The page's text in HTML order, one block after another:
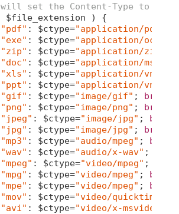
set the Content-Type to
$file_extension ) {
"pdf" : $ctype="application/pdf"
"exe" : $ctype="application/octet-
"zip" : $ctype="application/zip"
"doc" : $ctype="application/
"xls" : $ctype="application/
"ppt" : $ctype="application/
"gif" : $ctype="image/gif" ; break
"png" : $ctype="image/png" ; break
"jpeg" : $ctype="image/jpg" ; break
"jpg" : $ctype="image/jpg" ; break
"mp3" : $ctype="audio/mpeg" ; break
"wav" : $ctype="audio/x-wav" ;
"mpeg" : $ctype="video/mpeg" ;
"mpg" : $ctype="video/mpeg" ; break
"mpe" : $ctype="video/mpeg" ; break
"mov" : $ctype="video/quicktime"
"avi" : $ctype="video/x-msvideo"